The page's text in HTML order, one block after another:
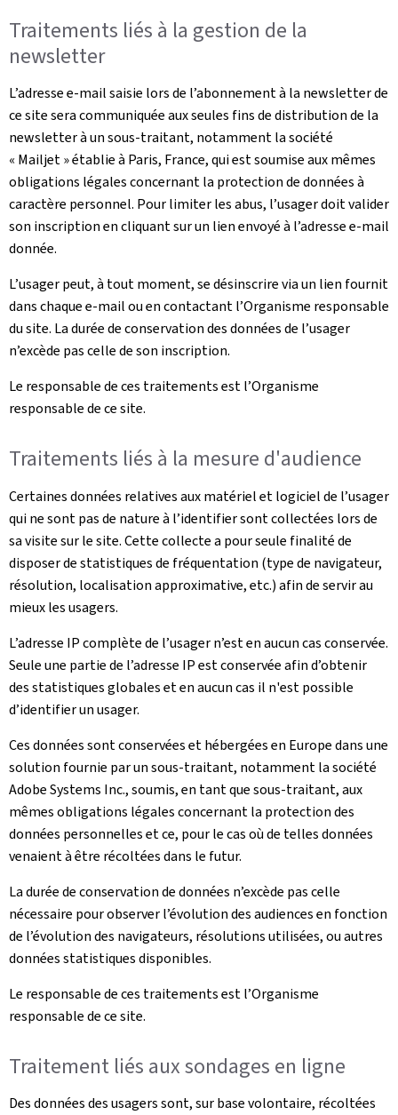
Traitements liés à la gestion de la
newsletter
L’adresse e-mail saisie lors de l’abonnement à la newsletter de
ce site sera communiquée aux seules fins de distribution de la
newsletter à un sous-traitant, notamment la société
« Mailjet » établie à Paris, France, qui est soumise aux mêmes
obligations légales concernant la protection de données à
caractère personnel. Pour limiter les abus, l’usager doit valider
son inscription en cliquant sur un lien envoyé à l’adresse e-mail
donnée.
L’usager peut, à tout moment, se désinscrire via un lien fournit
dans chaque e-mail ou en contactant l’Organisme responsable
du site. La durée de conservation des données de l’usager
n’excède pas celle de son inscription.
Le responsable de ces traitements est l’Organisme
responsable de ce site.
Traitements liés à la mesure d'audience
Certaines données relatives aux matériel et logiciel de l’usager
qui ne sont pas de nature à l’identifier sont collectées lors de
sa visite sur le site. Cette collecte a pour seule finalité de
disposer de statistiques de fréquentation (type de navigateur,
résolution, localisation approximative, etc.) afin de servir au
mieux les usagers.
L’adresse IP complète de l’usager n’est en aucun cas conservée.
Seule une partie de l’adresse IP est conservée afin d’obtenir
des statistiques globales et en aucun cas il n'est possible
d’identifier un usager.
Ces données sont conservées et hébergées en Europe dans une
solution fournie par un sous-traitant, notamment la société
Adobe Systems Inc., soumis, en tant que sous-traitant, aux
mêmes obligations légales concernant la protection des
données personnelles et ce, pour le cas où de telles données
venaient à être récoltées dans le futur.
La durée de conservation de données n’excède pas celle
nécessaire pour observer l’évolution des audiences en fonction
de l’évolution des navigateurs, résolutions utilisées, ou autres
données statistiques disponibles.
Le responsable de ces traitements est l’Organisme
responsable de ce site.
Traitement liés aux sondages en ligne
Des données des usagers sont, sur base volontaire, récoltées